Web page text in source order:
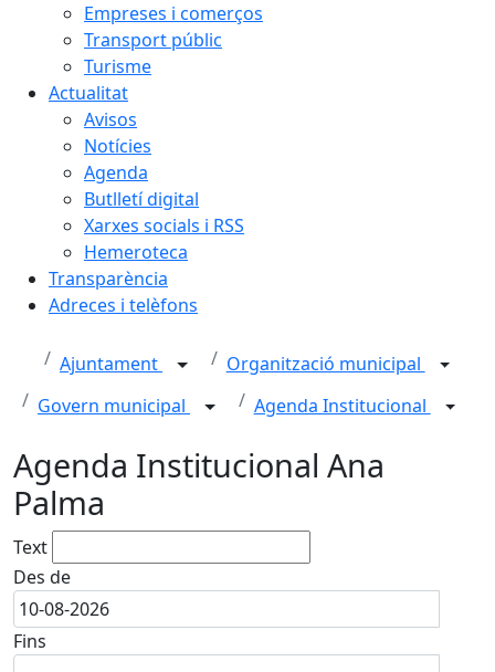
Empreses i comerços
Transport públic
Turisme
Actualitat
Avisos
Notícies
Agenda
Butlletí digital
Xarxes socials i RSS
Hemeroteca
Transparència
Adreces i telèfons
Ajuntament
Organització municipal
Govern municipal
Agenda Institucional
Agenda Institucional Ana
Palma
Text
Des de
Fins